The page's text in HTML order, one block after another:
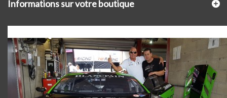
Informations sur votre boutique